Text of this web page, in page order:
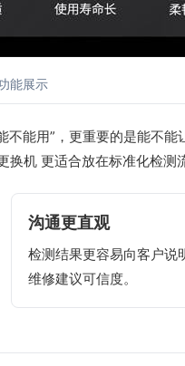
能展示
不能用”，更重要的是能不
机 更适合放在标准化检测
沟通更直观
检测结果更容易向客户说
维修建议可信度。